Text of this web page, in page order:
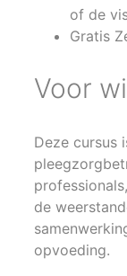
of de
Gratis
Voor
Deze cursus
de
opvoeding.